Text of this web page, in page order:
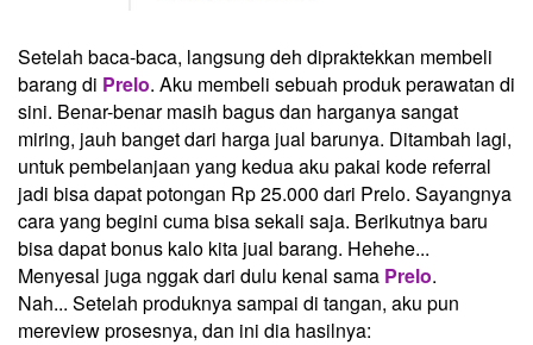
Setelah baca-baca, langsung deh dipraktekkan membeli
barang di Prelo. Aku membeli sebuah produk perawatan di
sini. Benar-benar masih bagus dan harganya sangat
miring, jauh banget dari harga jual barunya. Ditambah lagi,
untuk pembelanjaan yang kedua aku pakai kode referral
jadi bisa dapat potongan Rp 25.000 dari Prelo. Sayangnya
cara yang begini cuma bisa sekali saja. Berikutnya baru
bisa dapat bonus kalo kita jual barang. Hehehe...
Menyesal juga nggak dari dulu kenal sama Prelo.
Nah... Setelah produknya sampai di tangan, aku pun
mereview prosesnya, dan ini dia hasilnya: